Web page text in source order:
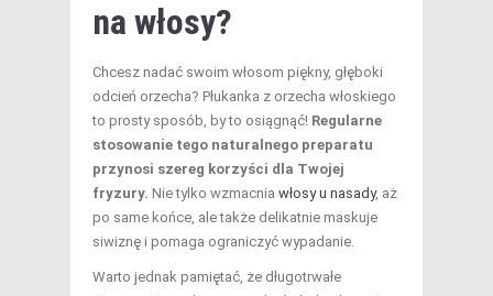
na włosy?
Chcesz nadać swoim włosom piękny, głęboki
odcień orzecha? Płukanka z orzecha włoskiego
to prosty sposób, by to osiągnąć! Regularne
stosowanie tego naturalnego preparatu
przynosi szereg korzyści dla Twojej
fryzury. Nie tylko wzmacnia włosy u nasady, aż
po same końce, ale także delikatnie maskuje
siwiznę i pomaga ograniczyć wypadanie.
Warto jednak pamiętać, że długotrwałe